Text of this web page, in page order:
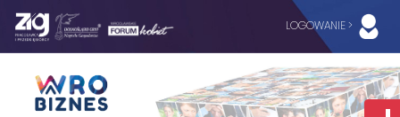
LOGOWANIE >